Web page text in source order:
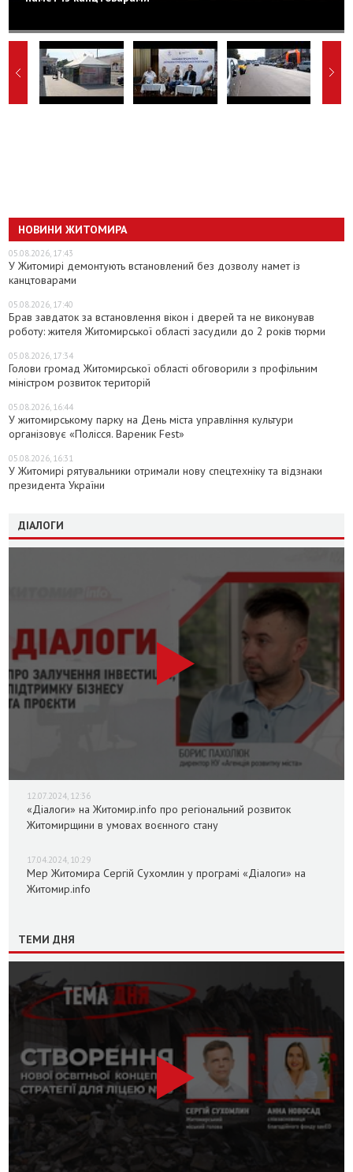
НОВИНИ ЖИТОМИРА
05.08.2026, 17:43
У Житомирі демонтують встановлений без дозволу намет із
канцтоварами
05.08.2026, 17:40
Брав завдаток за встановлення вікон і дверей та не виконував
роботу: жителя Житомирської області засудили до 2 років тюрми
05.08.2026, 17:34
Голови громад Житомирської області обговорили з профільним
міністром розвиток територій
05.08.2026, 16:44
У житомирському парку на День міста управління культури
організовує «Полісся. Вареник Fest»
05.08.2026, 16:31
У Житомирі рятувальники отримали нову спецтехніку та відзнаки
президента України
ДІАЛОГИ
12.07.2024, 12:36
«Діалоги» на Житомир.info про регіональний розвиток
Житомирщини в умовах воєнного стану
17.04.2024, 10:29
Мер Житомира Сергій Сухомлин у програмі «Діалоги» на
Житомир.info
ТЕМИ ДНЯ